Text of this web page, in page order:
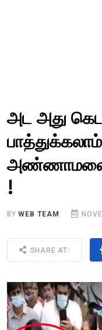
அட அது
!
BYWEB TEAM
SHARE AT: